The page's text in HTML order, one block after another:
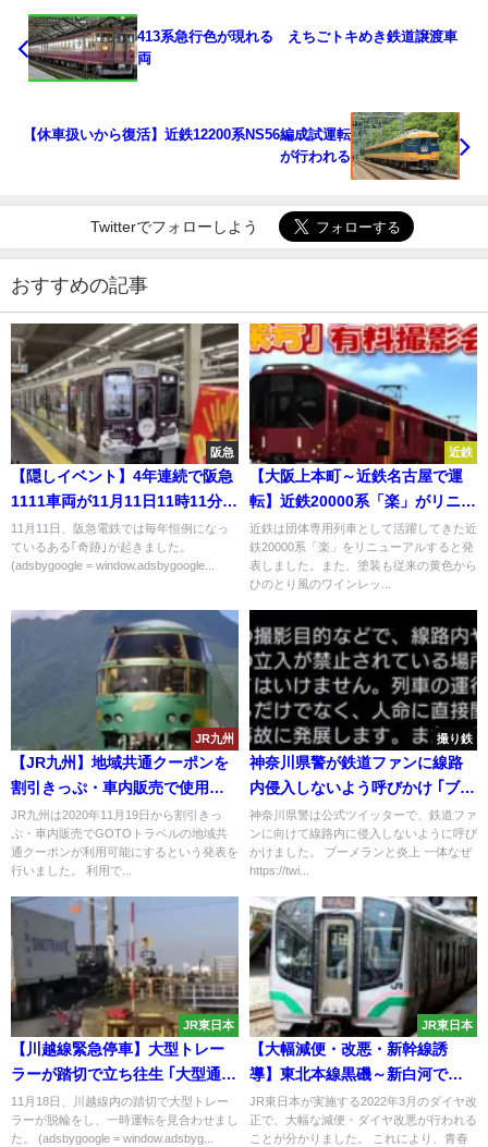
413系急行色が現れる えちごトキめき鉄道譲渡車
両
【休車扱いから復活】近鉄12200系NS56編成試運転
が行われる
Twitterでフォローしよう
おすすめの記事
阪急
【隠しイベント】4年連続で阪急
1111車両が11月11日11時11分に
梅田駅を発車 ポッキープリッツ
の日
11月11日、阪急電鉄では毎年恒例になっ
ているある｢奇跡｣が起きました。
(adsbygoogle = window.adsbygoogle...
近鉄
【大阪上本町～近鉄名古屋で運
転】近鉄20000系「楽」がリニュ
ーアル 黄色からひのとり風の
塗装に 8/21・9/5に有料試乗
会・撮影会実施へ
近鉄は団体専用列車として活躍してきた近
鉄20000系「楽」をリニューアルすると発
表しました。また、塗装も従来の黄色から
ひのとり風のワインレッ...
JR九州
【JR九州】地域共通クーポンを
割引きっぷ・車内販売で使用可
能に
JR九州は2020年11月19日から割引きっ
ぷ・車内販売でGOTOトラベルの地域共
通クーポンが利用可能にするという発表を
行いました。 利用で...
撮り鉄
神奈川県警が鉄道ファンに線路
内侵入しないよう呼びかけ ｢ブー
メラン｣と批判の声 過去には相鉄
を止めた不祥事が
神奈川県警は公式ツイッターで、鉄道ファ
ンに向けて線路内に侵入しないように呼び
かけました。 ブーメランと炎上 一体なぜ
https://twi...
JR東日本
【川越線緊急停車】大型トレー
ラーが踏切で立ち往生 ｢大型通行
禁止｣の標識を完全に無視
11月18日、川越線内の踏切で大型トレー
ラーが脱輪をし、一時運転を見合わせまし
た。 (adsbygoogle = window.adsbyg...
JR東日本
【大幅減便・改悪・新幹線誘
導】東北本線黒磯～新白河で
2022年ダイヤ改正 青春18きっ
ぱー地元住民に大きな影響も！
JR東日本が実施する2022年3月のダイヤ改
正で、大幅な減便・ダイヤ改悪が行われる
ことが分かりました。 これにより、青春